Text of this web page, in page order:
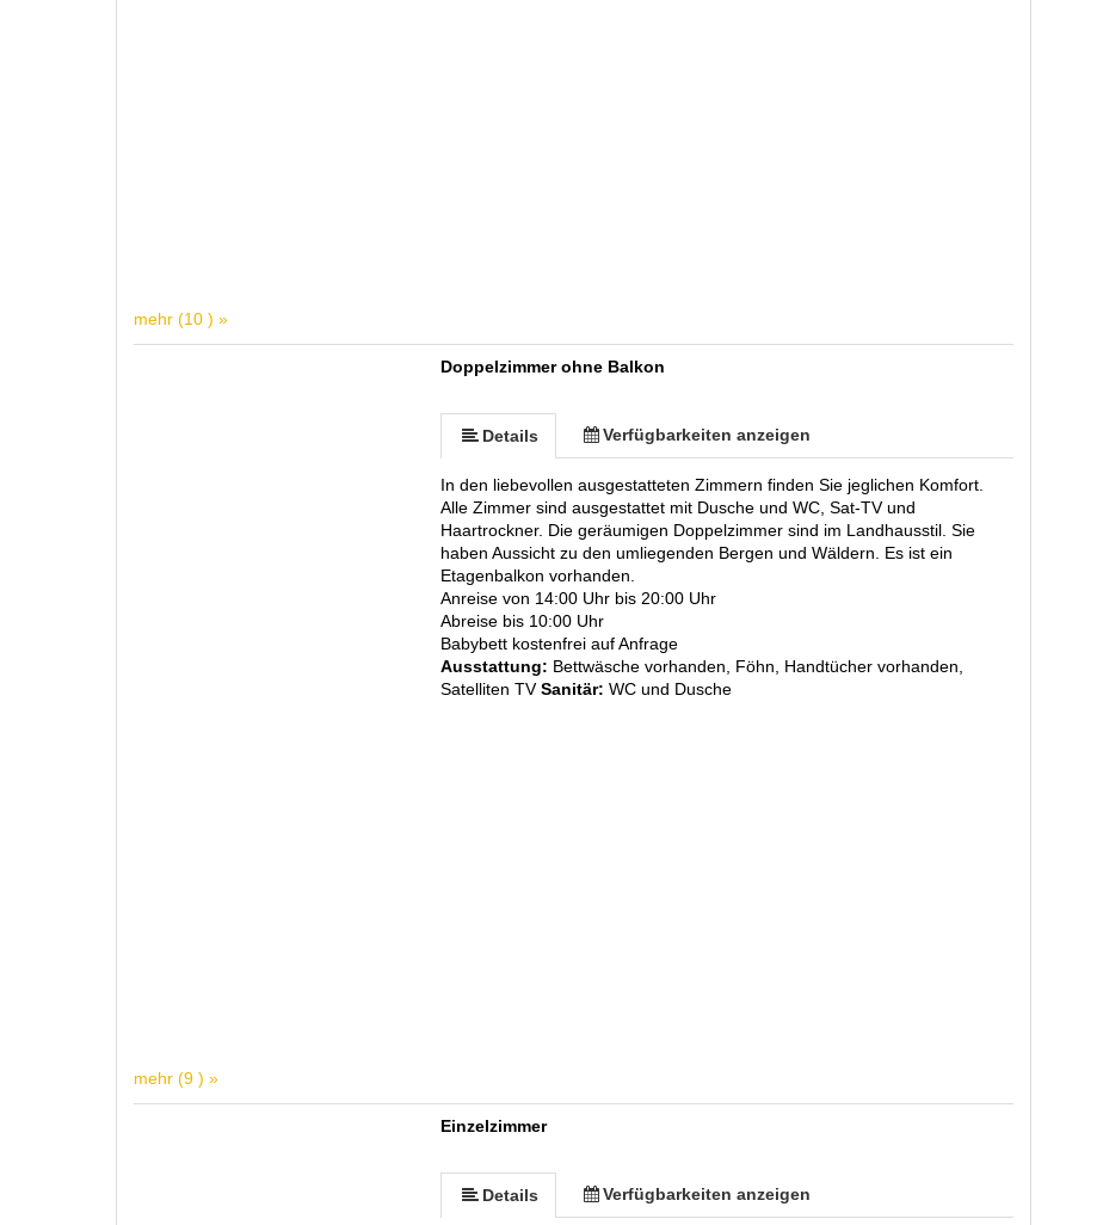
mehr (10 ) »
mehr (9 ) »
Doppelzimmer ohne Balkon
Details Verfügbarkeiten anzeigen
In den liebevollen ausgestatteten Zimmern finden Sie jeglichen Komfort.
Alle Zimmer sind ausgestattet mit Dusche und WC, Sat-TV und
Haartrockner. Die geräumigen Doppelzimmer sind im Landhausstil. Sie
haben Aussicht zu den umliegenden Bergen und Wäldern. Es ist ein
Etagenbalkon vorhanden.
Anreise von 14:00 Uhr bis 20:00 Uhr
Abreise bis 10:00 Uhr
Babybett kostenfrei auf Anfrage
Ausstattung: Bettwäsche vorhanden, Föhn, Handtücher vorhanden,
Satelliten TVSanitär:WC und Dusche
Einzelzimmer
Details Verfügbarkeiten anzeigen